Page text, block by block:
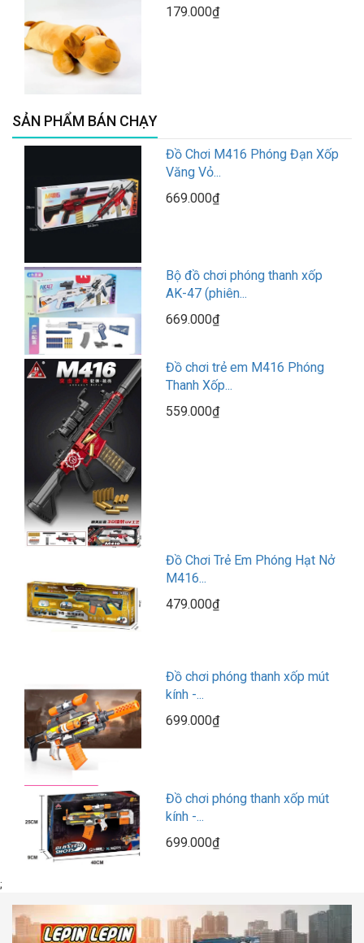
179.000₫
SẢN PHẨM BÁN CHẠY
Đồ Chơi M416 Phóng Đạn Xốp
Văng Vỏ...
669.000₫
Bộ đồ chơi phóng thanh xốp
AK-47 (phiên...
669.000₫
Đồ chơi trẻ em M416 Phóng
Thanh Xốp...
559.000₫
Đồ Chơi Trẻ Em Phóng Hạt Nở
M416...
479.000₫
Đồ chơi phóng thanh xốp mút
kính -...
699.000₫
Đồ chơi phóng thanh xốp mút
kính -...
699.000₫
;